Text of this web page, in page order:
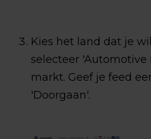
Kies het land dat je
selecteer 'Automotive
markt. Geef je feed
'Doorgaan'.